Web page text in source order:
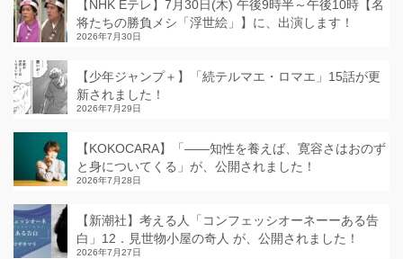
【NHK Eテレ】7月30日(木) 午後9時半～午後10時【名
将たちの勝負メシ「浮世絵」】に、出演します！
2026年7月30日
【少年ジャンプ＋】「続テルマエ・ロマエ」15話が更
新されました！
2026年7月29日
【KOKOCARA】「——知性を養えば、寛容さはおのず
と身についてくる」が、公開されました！
2026年7月28日
【新潮社】考える人「コンフェッシオーネーーある告
白」12．見世物小屋の奇人 が、公開されました！
2026年7月27日